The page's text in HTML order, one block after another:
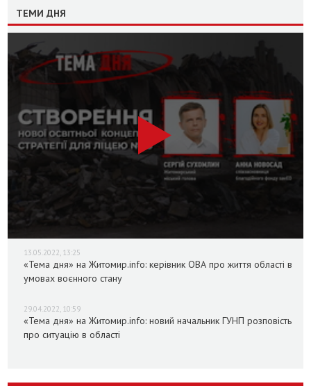
ТЕМИ ДНЯ
13.05.2022, 13:25
«Тема дня» на Житомир.info: керівник ОВА про життя області в
умовах воєнного стану
29.04.2022, 10:59
«Тема дня» на Житомир.info: новий начальник ГУНП розповість
про ситуацію в області